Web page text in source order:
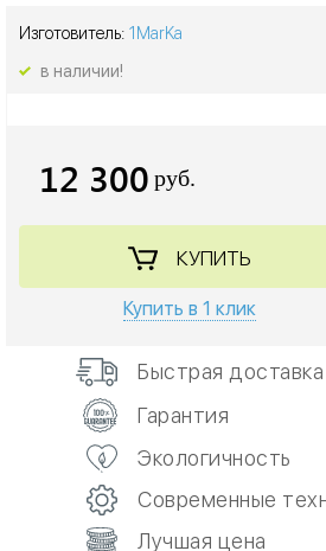
Изготовитель: 1MarKa
в наличии!
12 300 руб.
КУПИТЬ
Купить в 1 клик
Быстрая доставка
Гарантия
Экологичность
Современные
Лучшая цена